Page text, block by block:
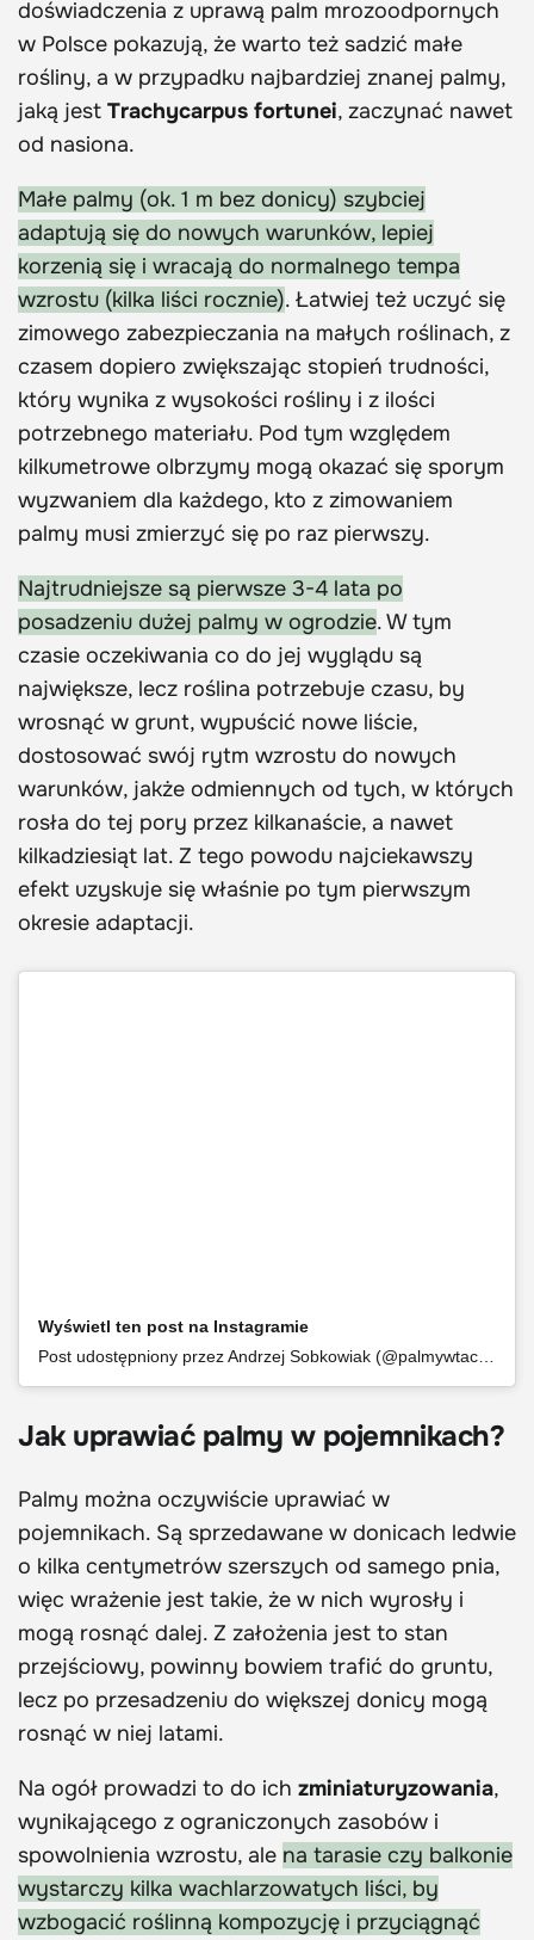
doświadczenia z uprawą palm mrozoodpornych
w Polsce pokazują, że warto też sadzić małe
rośliny, a w przypadku najbardziej znanej palmy,
jaką jest Trachycarpus fortunei, zaczynać nawet
od nasiona.
Małe palmy (ok. 1 m bez donicy) szybciej
adaptują się do nowych warunków, lepiej
korzenią się i wracają do normalnego tempa
wzrostu (kilka liści rocznie). Łatwiej też uczyć się
zimowego zabezpieczania na małych roślinach, z
czasem dopiero zwiększając stopień trudności,
który wynika z wysokości rośliny i z ilości
potrzebnego materiału. Pod tym względem
kilkumetrowe olbrzymy mogą okazać się sporym
wyzwaniem dla każdego, kto z zimowaniem
palmy musi zmierzyć się po raz pierwszy.
Najtrudniejsze są pierwsze 3-4 lata po
posadzeniu dużej palmy w ogrodzie. W tym
czasie oczekiwania co do jej wyglądu są
największe, lecz roślina potrzebuje czasu, by
wrosnąć w grunt, wypuścić nowe liście,
dostosować swój rytm wzrostu do nowych
warunków, jakże odmiennych od tych, w których
rosła do tej pory przez kilkanaście, a nawet
kilkadziesiąt lat. Z tego powodu najciekawszy
efekt uzyskuje się właśnie po tym pierwszym
okresie adaptacji.
Wyświetl ten post na Instagramie
Jak uprawiać palmy w pojemnikach?
Palmy można oczywiście uprawiać w
pojemnikach. Są sprzedawane w donicach ledwie
o kilka centymetrów szerszych od samego pnia,
więc wrażenie jest takie, że w nich wyrosły i
mogą rosnąć dalej. Z założenia jest to stan
przejściowy, powinny bowiem trafić do gruntu,
lecz po przesadzeniu do większej donicy mogą
rosnąć w niej latami.
Na ogół prowadzi to do ich zminiaturyzowania,
wynikającego z ograniczonych zasobów i
spowolnienia wzrostu, ale na tarasie czy balkonie
wystarczy kilka wachlarzowatych liści, by
wzbogacić roślinną kompozycję i przyciągnąć